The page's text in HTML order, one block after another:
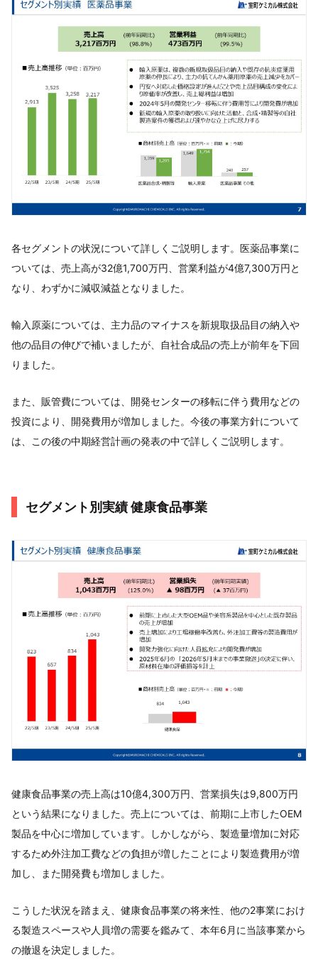
各セグメントの状況について詳しくご説明します。医薬品事業に
ついては、売上高が32億1,700万円、営業利益が4億7,300万円と
なり、わずかに減収減益となりました。
輸入原薬については、主力品のマイナスを新規取扱品目の納入や
他の品目の伸びで補いましたが、自社合成品の売上が前年を下回
りました。
また、販管費については、開発センターの移転に伴う費用などの
投資により、開発費用が増加しました。今後の事業方針について
は、この後の中期経営計画の発表の中で詳しくご説明します。
セグメント別実績 健康食品事業
健康食品事業の売上高は10億4,300万円、営業損失は9,800万円
という結果になりました。売上については、前期に上市したOEM
製品を中心に増加しています。しかしながら、製造量増加に対応
するため外注加工費などの負担が増したことにより製造費用が増
加し、また開発費も増加しました。
こうした状況を踏まえ、健康食品事業の将来性、他の2事業におけ
る製造スペースや人員増の需要を鑑みて、本年6月に当該事業から
の撤退を決定しました。